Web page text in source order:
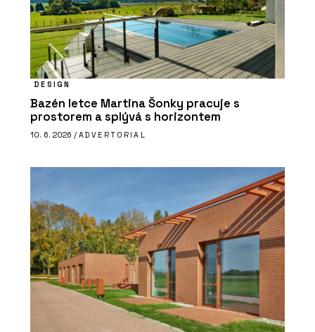
DESIGN
Bazén letce Martina Šonky pracuje s
prostorem a splývá s horizontem
10. 6. 2026 / ADVERTORIAL